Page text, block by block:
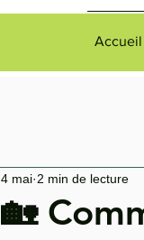
Accueil
🏡
4 mai 2 min de lecture